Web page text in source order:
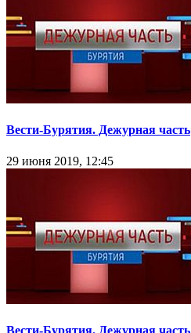
Вести-Бурятия. Дежурная часть
29 июня 2019, 12:45
Вести-Бурятия. Дежурная часть